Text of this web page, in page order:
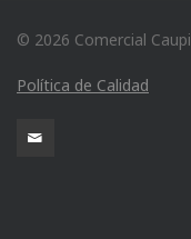
© 2026 Comercial
Política de Calidad